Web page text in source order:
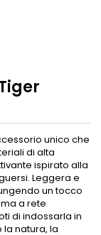
unico che
di alta
ispirato alla
Leggera e
un tocco
a rete
di indossarla in
la natura, la